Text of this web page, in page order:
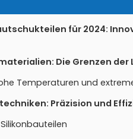
für 2024:
Die Grenzen
Temperaturen und
Präzision und